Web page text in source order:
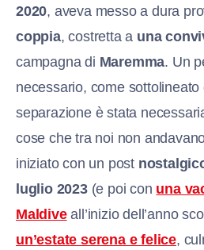
2020, aveva messo a dura
coppia, costretta a una
campagna di Maremma. Un
necessario, come
separazione è stata
cose che tra noi non
iniziato con un post
luglio 2023(e poi con una
Maldiveall’inizio dell’anno
un’estate serena e felice,